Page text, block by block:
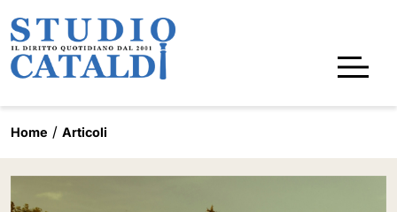
Home Articoli